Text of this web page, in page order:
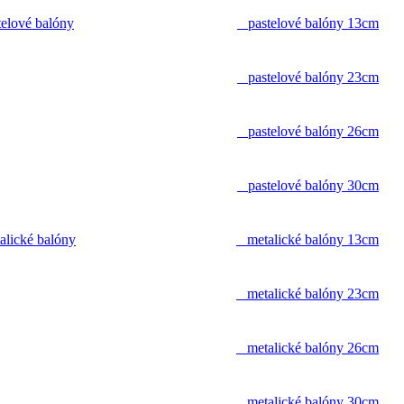
balóny pastelové balóny 13cm
pastelové balóny 23cm
pastelové balóny 26cm
pastelové balóny 30cm
balóny metalické balóny 13cm
metalické balóny 23cm
metalické balóny 26cm